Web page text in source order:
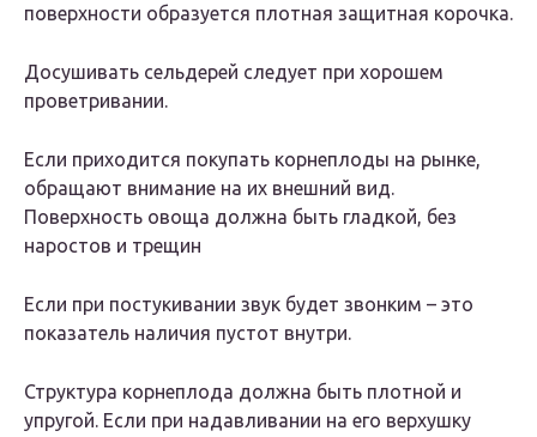
поверхности образуется плотная защитная корочка.
Досушивать сельдерей следует при хорошем
проветривании.
Если приходится покупать корнеплоды на рынке,
обращают внимание на их внешний вид.
Поверхность овоща должна быть гладкой, без
наростов и трещин
Если при постукивании звук будет звонким – это
показатель наличия пустот внутри.
Структура корнеплода должна быть плотной и
упругой. Если при надавливании на его верхушку